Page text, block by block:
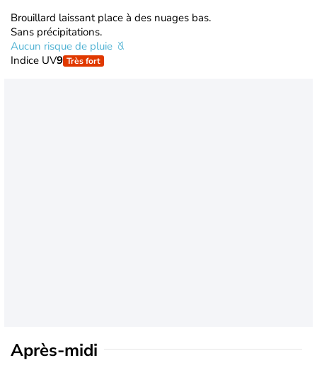
Brouillard laissant place à des nuages bas.
Sans précipitations.
Aucun risque de pluie
Indice UV9 Très fort
Après-midi